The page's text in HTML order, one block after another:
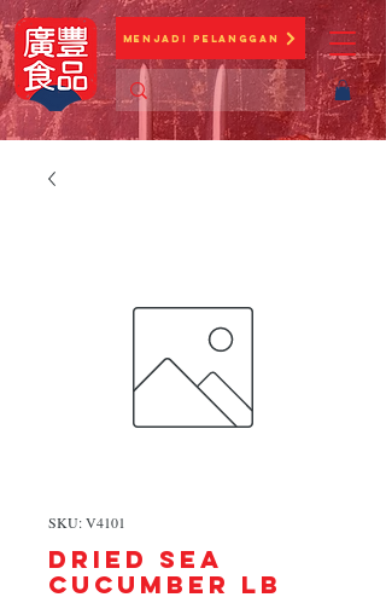
Menjadi Pelanggan
SKU: V4101
DRIED SEA
CUCUMBER lb